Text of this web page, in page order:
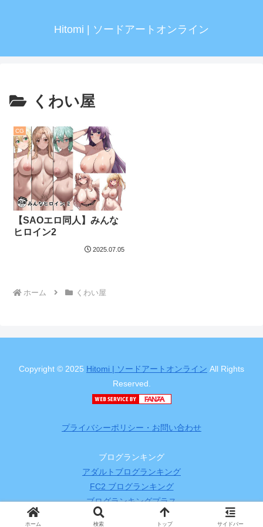
Hitomi | ソードアートオンライン
くわい屋
CG
【SAOエロ同人】みんな
ヒロイン2
2025.07.05
ホーム くわい屋
Copyright © 2025 Hitomi | ソードアートオンライン All Rights
Reserved.
プライバシーポリシー・お問い合わせ
ブログランキング
アダルトブログランキング
FC2 ブログランキング
ブログランキングプラス
ホーム 検索 トップ サイドバー